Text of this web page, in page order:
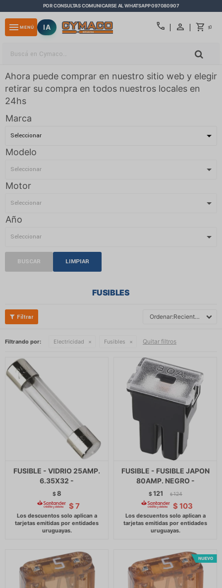
POR CONSULTAS COMUNICARSE AL WHATSAPP 097080907
call $0
menu MENÚ IA
Ahora puede comprar en nuestro sitio web y elegir
retirar su compra en todos nuestros locales en
24hs
Marca
Modelo
Motor
Año
BUSCAR LIMPIAR
FUSIBLES
Recientes
Filtrando por: Electricidad Fusibles Quitar filtros
FUSIBLE - VIDRIO 25AMP.
6.35X32 -
$8
$ 7
FUSIBLE - FUSIBLE JAPON
80AMP. NEGRO -
$121 $ 124
$ 103
close